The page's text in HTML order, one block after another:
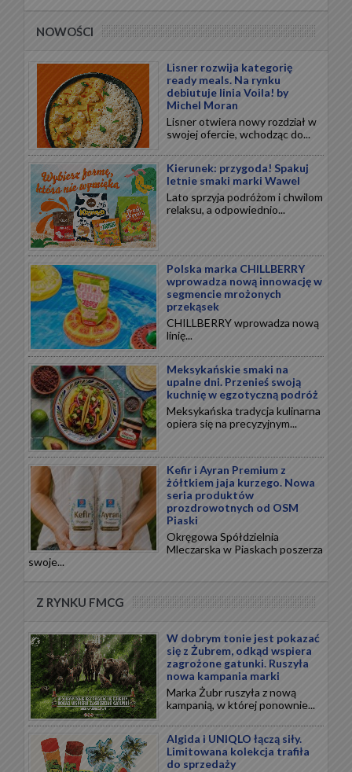
NOWOŚCI
Lisner rozwija kategorię
ready meals. Na rynku
debiutuje linia Voila! by
Michel Moran
Lisner otwiera nowy rozdział w
swojej ofercie, wchodząc do...
Kierunek: przygoda! Spakuj
letnie smaki marki Wawel
Lato sprzyja podróżom i chwilom
relaksu, a odpowiednio...
Polska marka CHILLBERRY
wprowadza nową innowację w
segmencie mrożonych
przekąsek
CHILLBERRY wprowadza nową
linię...
Meksykańskie smaki na
upalne dni. Przenieś swoją
kuchnię w egzotyczną podróż
Meksykańska tradycja kulinarna
opiera się na precyzyjnym...
Kefir i Ayran Premium z
żółtkiem jaja kurzego. Nowa
seria produktów
prozdrowotnych od OSM
Piaski
Okręgowa Spółdzielnia
Mleczarska w Piaskach poszerza
swoje...
Z RYNKU FMCG
W dobrym tonie jest pokazać
się z Żubrem, odkąd wspiera
zagrożone gatunki. Ruszyła
nowa kampania marki
Marka Żubr ruszyła z nową
kampanią, w której ponownie...
Algida i UNIQLO łączą siły.
Limitowana kolekcja trafiła
do sprzedaży